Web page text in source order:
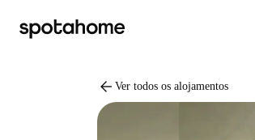
arrow_back Ver todos os alojamentos